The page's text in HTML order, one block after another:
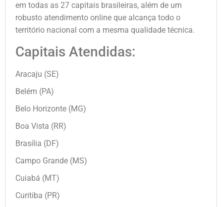
em todas as 27 capitais brasileiras, além de um
robusto atendimento online que alcança todo o
território nacional com a mesma qualidade técnica.
Capitais Atendidas:
Aracaju (SE)
Belém (PA)
Belo Horizonte (MG)
Boa Vista (RR)
Brasília (DF)
Campo Grande (MS)
Cuiabá (MT)
Curitiba (PR)